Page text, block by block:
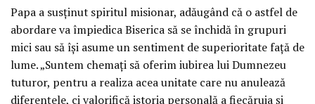
Papa a susținut spiritul misionar, adăugând că o astfel de
abordare va împiedica Biserica să se închidă în grupuri
mici sau să își asume un sentiment de superioritate față de
lume. „Suntem chemați să oferim iubirea lui Dumnezeu
tuturor, pentru a realiza acea unitate care nu anulează
diferențele, ci valorifică istoria personală a fiecăruia și